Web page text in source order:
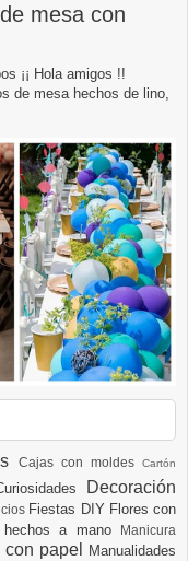
mesa con
¡¡ Hola amigos !!
de mesa hechos de lino,
Cajas con moldesCartón
Decoración
Fiestas DIY Flores con
hechos a mano Manicura
papel
Manualidades